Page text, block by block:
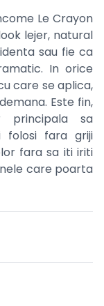
Le Crayon
lejer, natural
sau fie ca
In orice
care se aplica,
Este fin,
principala sa
folosi fara griji
fara sa iti iriti
care poarta